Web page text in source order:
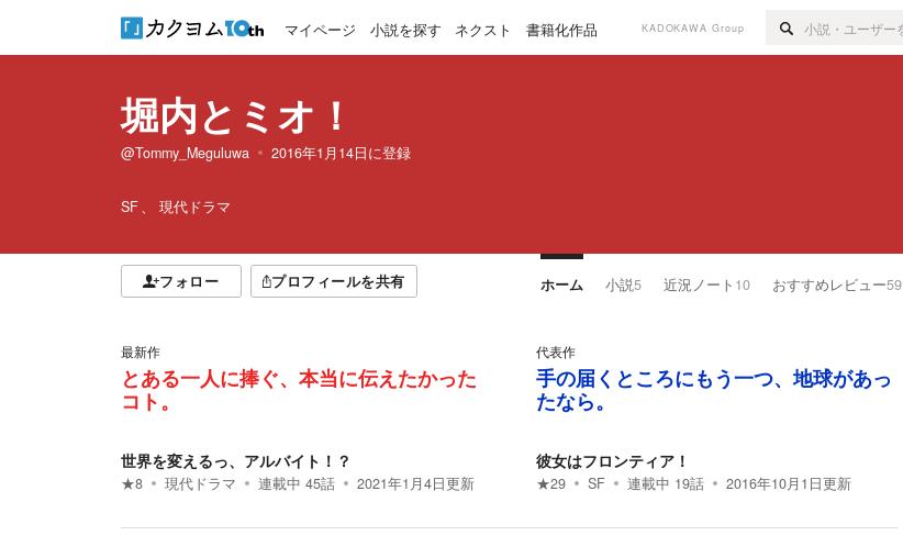
マイページ 小説を探す ネクスト 書籍化作品 KADOKAWA Group
堀内とミオ！
@Tommy_Meguluwa 2016年1月14日に登録
SF 現代ドラマ
フォロー プロフィールを共有 ホーム 小説5 近況ノート 10 おすすめレビュー59
最新作
とある一人に捧ぐ、本当に伝えたかった
コト。
世界を変えるっ、アルバイト！？
★8 現代ドラマ 連載中 45話 2021年1月4日更新
代表作
手の届くところにもう一つ、地球があっ
たなら。
彼女はフロンティア！
★29 SF 連載中 19話 2016年10月1日更新